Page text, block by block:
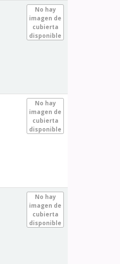
No hay
imagen de
cubierta
disponible
No hay
imagen de
cubierta
disponible
No hay
imagen de
cubierta
disponible